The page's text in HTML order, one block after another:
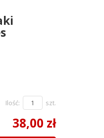
Ilość: szt.
38,00 zł